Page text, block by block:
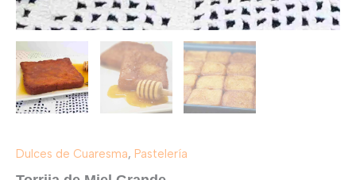
Dulces de Cuaresma, Pastelería